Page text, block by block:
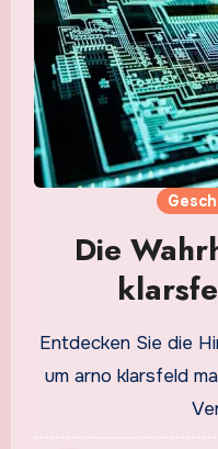
Die
Entdecken Sie die
um arno klarsfeld